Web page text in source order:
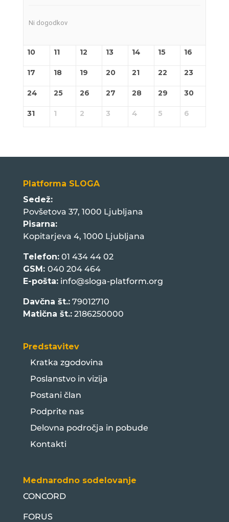
Ni dogodkov
10 11 12 13 14 15 16
17 18 19 20 21 22 23
24 25 26 27 28 29 30
31 1 2 3 4 5 6
Platforma SLOGA
Sedež:
Povšetova 37, 1000 Ljubljana
Pisarna:
Kopitarjeva 4, 1000 Ljubljana
Telefon:01 434 44 02
GSM: 040 204 464
E-pošta: info@sloga-platform.org
Davčna št.:79012710
Matična št.:2186250000
Predstavitev
Kratka zgodovina
Poslanstvo in vizija
Postani član
Podprite nas
Delovna področja in pobude
Kontakti
Mednarodno sodelovanje
CONCORD
FORUS